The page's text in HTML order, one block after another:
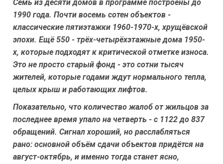
Семь из десяти домов в программе построены до
1990 года. Почти восемь сотен объектов -
классические пятиэтажки 1960-1970-х, хрущёвской
эпохи. Ещё 550 - трёх-четырёхэтажные дома 1950-
х, которые подходят к критической отметке износа.
Это не просто старый фонд - это сотни тысяч
жителей, которые годами ждут нормального тепла,
целых крыш и работающих лифтов.
Показательно, что количество жалоб от жильцов за
последнее время упало на четверть - с 1122 до 837
обращений. Сигнал хороший, но расслабляться
рано: основной объём сдачи объектов придётся на
август-октябрь, и именно тогда станет ясно,